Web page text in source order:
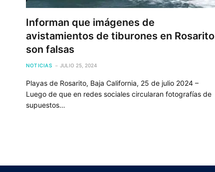
Informan que imágenes de
avistamientos de tiburones en Rosarito
son falsas
NOTICIAS JULIO 25, 2024
Playas de Rosarito, Baja California, 25 de julio 2024 –
Luego de que en redes sociales circularan fotografías de
supuestos…